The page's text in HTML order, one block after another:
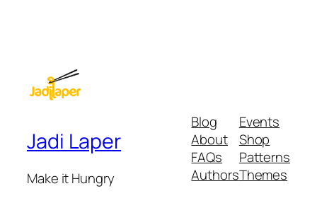
Jadi Laper
Make it Hungry
Blog
About
FAQs
Authors
Events
Shop
Patterns
Themes